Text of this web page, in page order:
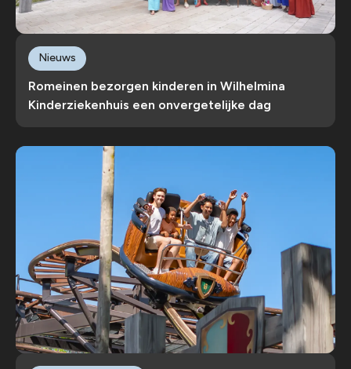
Romeinen bezorgen kinderen in Wilhelmina
Kinderziekenhuis een onvergetelijke dag
Nieuws